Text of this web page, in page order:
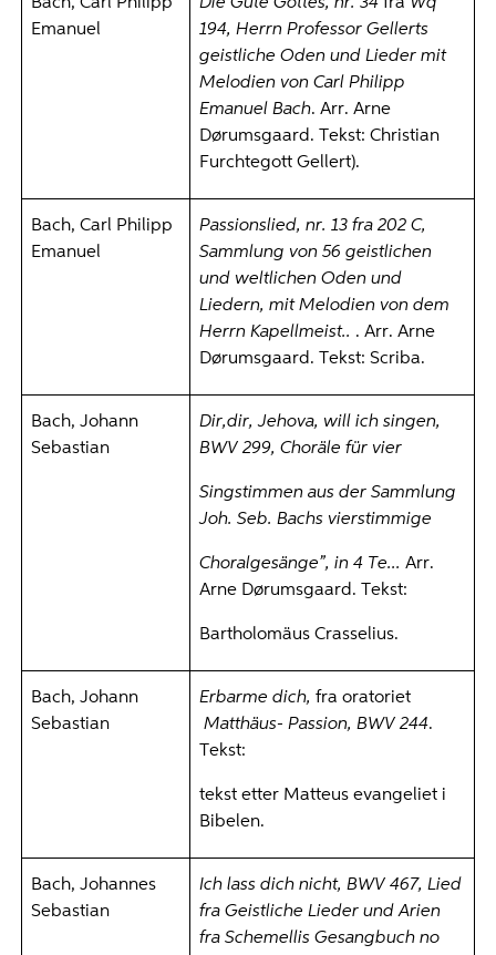
Emanuel
194, Herrn Professor Gellerts
geistliche Oden und Lieder mit
Melodien von Carl Philipp
Emanuel Bach. Arr. Arne
Dørumsgaard. Tekst: Christian
Furchtegott Gellert).
Bach, Carl Philipp
Emanuel
Passionslied, nr. 13 fra 202 C,
Sammlung von 56 geistlichen
und weltlichen Oden und
Liedern, mit Melodien von dem
Herrn Kapellmeist.. . Arr. Arne
Dørumsgaard. Tekst: Scriba.
Bach, Johann
Sebastian
Dir,dir, Jehova, will ich singen,
BWV 299, Choräle für vier
Singstimmen aus der Sammlung
Joh. Seb. Bachs vierstimmige
Choralgesänge”, in 4 Te... Arr.
Arne Dørumsgaard. Tekst:
Bartholomäus Crasselius.
Bach, Johann
Sebastian
Erbarme dich, fra oratoriet
Matthäus- Passion, BWV 244.
Tekst:
tekst etter Matteus evangeliet i
Bibelen.
Bach, Johannes
Sebastian
Ich lass dich nicht, BWV 467, Lied
fra Geistliche Lieder und Arien
fra Schemellis Gesangbuch no